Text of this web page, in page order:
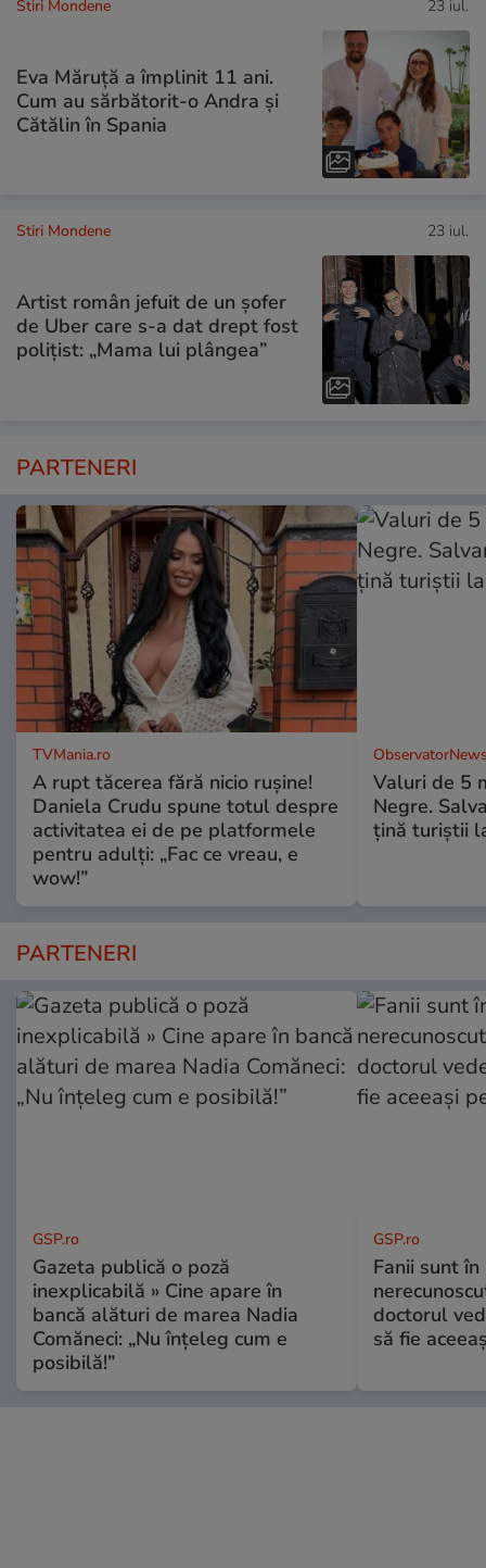
Stiri Mondene 23 iul.
Eva Măruță a împlinit 11 ani.
Cum au sărbătorit-o Andra și
Cătălin în Spania
Stiri Mondene 23 iul.
Artist român jefuit de un șofer
de Uber care s-a dat drept fost
polițist: „Mama lui plângea”
PARTENERI
TVMania.ro
A rupt tăcerea fără nicio rușine!
Daniela Crudu spune totul despre
activitatea ei de pe platformele
pentru adulți: „Fac ce vreau, e
wow!”
Valuri de 5
Negre.
ţină turiştii
PARTENERI
GSP.ro
Gazeta publică o poză
inexplicabilă » Cine apare în
bancă alături de marea Nadia
Comăneci: „Nu înțeleg cum e
posibilă!”
GSP.ro
Fanii sunt în
doctorul
să fie